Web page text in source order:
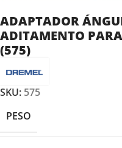
ADAPTADOR
ADITAMENTO
(575)
SKU: 575
PESO